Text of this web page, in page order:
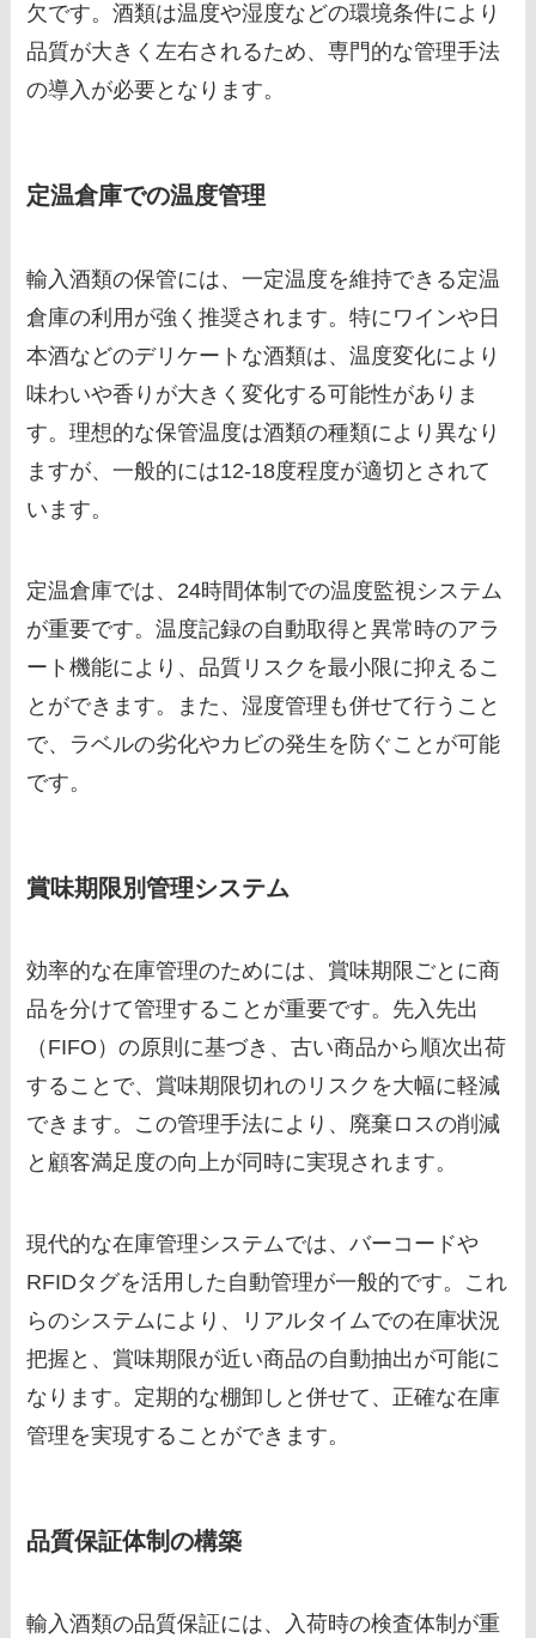
欠です。酒類は温度や湿度などの環境条件により
品質が大きく左右されるため、専門的な管理手法
の導入が必要となります。
定温倉庫での温度管理
輸入酒類の保管には、一定温度を維持できる定温
倉庫の利用が強く推奨されます。特にワインや日
本酒などのデリケートな酒類は、温度変化により
味わいや香りが大きく変化する可能性がありま
す。理想的な保管温度は酒類の種類により異なり
ますが、一般的には12-18度程度が適切とされて
います。
定温倉庫では、24時間体制での温度監視システム
が重要です。温度記録の自動取得と異常時のアラ
ート機能により、品質リスクを最小限に抑えるこ
とができます。また、湿度管理も併せて行うこと
で、ラベルの劣化やカビの発生を防ぐことが可能
です。
賞味期限別管理システム
効率的な在庫管理のためには、賞味期限ごとに商
品を分けて管理することが重要です。先入先出
（FIFO）の原則に基づき、古い商品から順次出荷
することで、賞味期限切れのリスクを大幅に軽減
できます。この管理手法により、廃棄ロスの削減
と顧客満足度の向上が同時に実現されます。
現代的な在庫管理システムでは、バーコードや
RFIDタグを活用した自動管理が一般的です。これ
らのシステムにより、リアルタイムでの在庫状況
把握と、賞味期限が近い商品の自動抽出が可能に
なります。定期的な棚卸しと併せて、正確な在庫
管理を実現することができます。
品質保証体制の構築
輸入酒類の品質保証には、入荷時の検査体制が重